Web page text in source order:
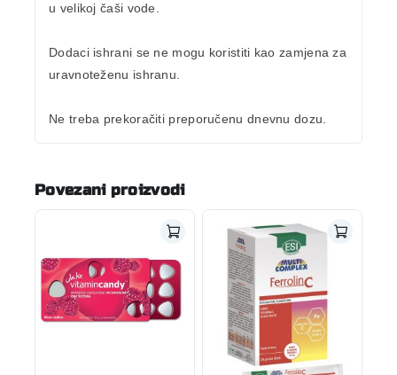
u velikoj čaši vode.
Dodaci ishrani se ne mogu koristiti kao zamjena za
uravnoteženu ishranu.
Ne treba prekoračiti preporučenu dnevnu dozu.
Povezani proizvodi